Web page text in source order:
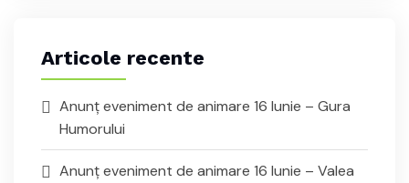
Articole recente
Anunț eveniment de animare 16 Iunie – Gura
Humorului
Anunț eveniment de animare 16 Iunie – Valea